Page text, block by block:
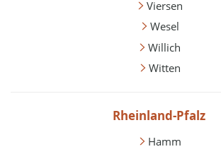
Viersen
Wesel
Willich
Witten
Rheinland-Pfalz
Hamm